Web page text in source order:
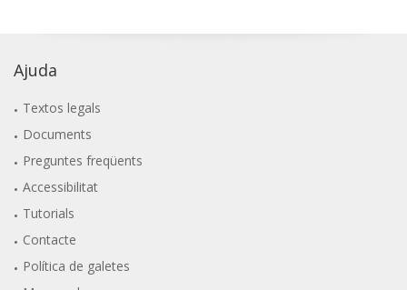
Ajuda
Textos legals
Documents
Preguntes freqüents
Accessibilitat
Tutorials
Contacte
Política de galetes